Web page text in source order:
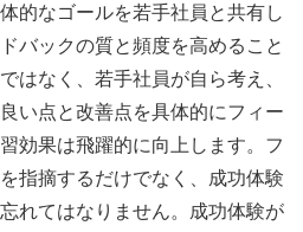
的なゴールを若手社員と共有し
バックの質と頻度を高めること
はなく、若手社員が自ら考え、
い点と改善点を具体的にフィー
効果は飛躍的に向上します。フ
指摘するだけでなく、成功体験
れてはなりません。成功体験が